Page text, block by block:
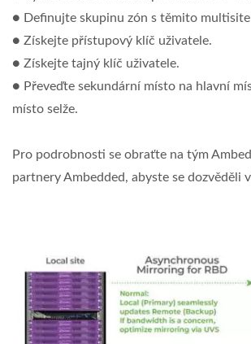
● Definujte skupinu zón s těmito multisite
● Získejte přístupový klíč uživatele.
● Získejte tajný klíč uživatele.
● Převeďte sekundární místo na hlavní
místo selže.
Pro podrobnosti se obraťte na tým
partnery Ambedded, abyste se dozvěděli